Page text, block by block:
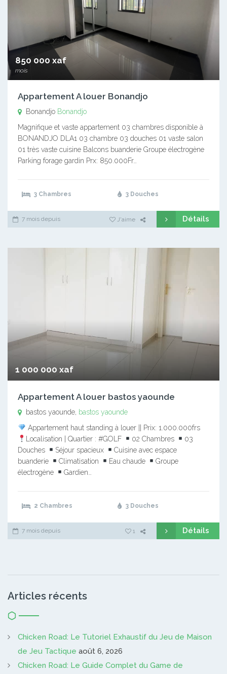
850 000 xaf
mois
Appartement A louer Bonandjo
Bonandjo Bonandjo
Magnifique et vaste appartement 03 chambres disponible à
BONANDJO DLA1 03 chambre 03 douches 01 vaste salon
01 très vaste cuisine Balcons buanderie Groupe électrogène
Parking forage gardin Prx: 850.000Fr…
3 Chambres 3 Douches
7 mois depuis J'aime Détails
1 000 000 xaf
Appartement A louer bastos yaounde
bastos yaounde, bastos yaounde
Appartement haut standing à louer || Prix: 1.000.000frs
Localisation | Quartier : #GOLF
02 Chambres
03
Douches
Séjour spacieux
Cuisine avec espace
buanderie
Climatisation Eau chaude
Groupe
électrogène
Gardien…
2 Chambres 3 Douches
7 mois depuis 1 Détails
Articles récents
Chicken Road: Le Tutoriel Exhaustif du Jeu de Maison
de Jeu Tactique août 6, 2026
Chicken Road: Le Guide Complet du Game de